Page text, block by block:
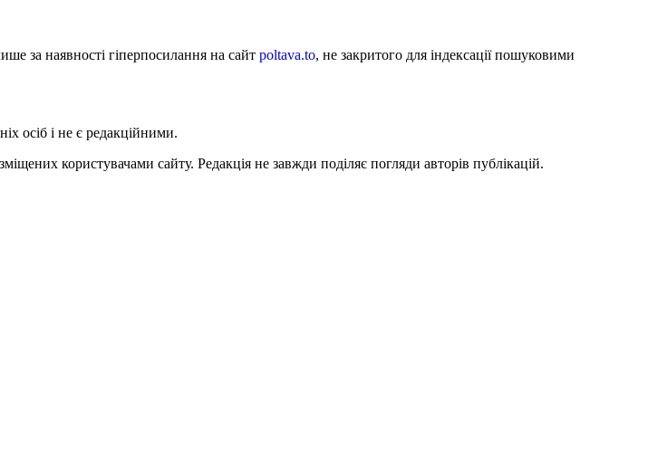
за наявності гіперпосилання на сайт poltava.to, не закритого для індексації пошуковими
осіб і не є редакційними.
користувачами сайту. Редакція не завжди поділяє погляди авторів публікацій.